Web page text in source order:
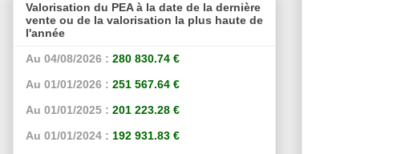
Valorisation du PEA à la date de la dernière
vente ou de la valorisation la plus haute de
l'année
Au 04/08/2026 : 280 830.74 €
Au 01/01/2026 : 251 567.64 €
Au 01/01/2025 : 201 223.28 €
Au 01/01/2024 : 192 931.83 €